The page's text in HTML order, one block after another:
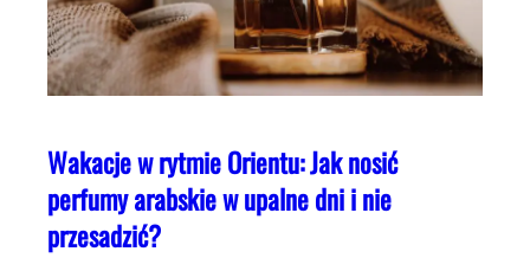
Wakacje w rytmie Orientu: Jak nosić
perfumy arabskie w upalne dni i nie
przesadzić?